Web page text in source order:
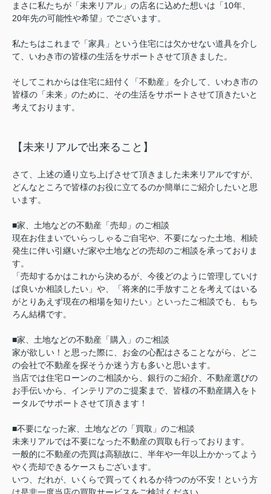
まさに私たちが「未来リアル」の店名に込めた想いは「10年、
20年先の可能性や希望」でございます。
私たちはこれまで「家具」という住宅には欠かせない道具を介し
て、いわき市の皆様の生活をサポートさせて頂きました。
そしてこれからは住宅に紐付く「不動産」を介して、いわき市の
皆様の「未来」のために、その生活をサポートさせて頂きたいと
考えております。
【未来リアルで出来ること】
さて、上述の通り立ち上げさせて頂きました未来リアルですが、
どんなところで皆様のお役に立てるのか簡単にご紹介したいと思
います。
■家、土地などの不動産「売却」のご相談
現在お住まいでいらっしゃるご自宅や、不要になった土地、相続
発生に伴い引継いだ家や土地などの売却のご相談を承っておりま
す。
「売却するかはこれから決めるが、今後どのように管理していけ
ば良いか相談したい」や、「将来的に手放すことを考えてはいる
がとりあえず現在の相場を知りたい」といったご相談でも、もち
ろん結構です。
■家、土地などの不動産「購入」のご相談
家が欲しい！と思った際に、お金の心配はさることながら、どこ
の会社で不動産を探そうか迷う方も多いと思います。
当店では住宅ローンのご相談から、銀行のご紹介、不動産選びの
お手伝いから、インテリアのご提案まで、皆様の不動産購入をト
ータルでサポートさせて頂きます！
■不要になった家、土地などの「買取」のご相談
未来リアルでは不要になった不動産の買取も行っております。
一般的に不動産の売買は高額故に、半年や一年以上かかってよう
やく売却できるケースもございます。
いつ、だれが、いくらで買ってくれるか待つのが不安！という方